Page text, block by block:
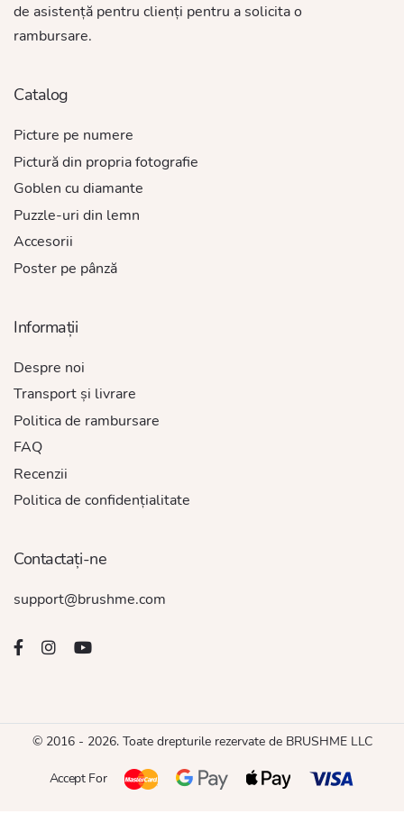
de asistență pentru clienți pentru a solicita o
rambursare.
Catalog
Picture pe numere
Pictură din propria fotografie
Goblen cu diamante
Puzzle-uri din lemn
Accesorii
Poster pe pânză
Informații
Despre noi
Transport și livrare
Politica de rambursare
FAQ
Recenzii
Politica de confidențialitate
Contactați-ne
support@brushme.com
© 2016 - 2026. Toate drepturile rezervate de BRUSHME LLC
Accept For